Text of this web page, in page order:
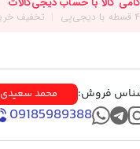
فروش: محمد سعیدی
09185989388